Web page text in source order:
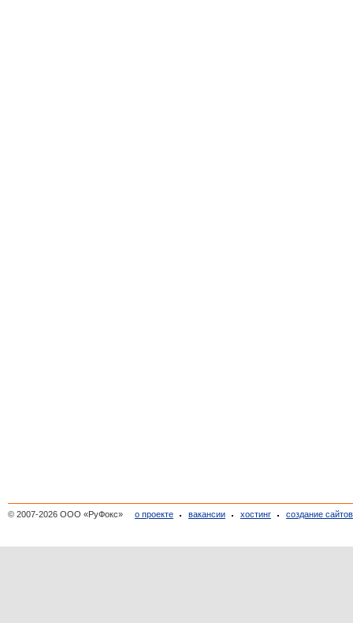
© 2007-2026 ООО «РуФокс» о проекте вакансии хостинг создание сайтов